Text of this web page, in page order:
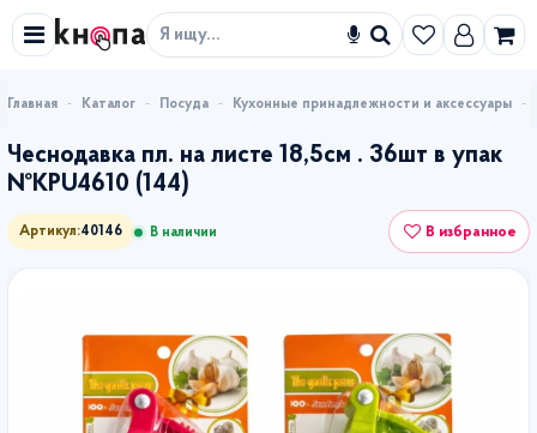
Искать
Каталог Посуда Кухонные принадлежности и аксессуары
Чеснодавка пл. на листе 18,5см . 36шт в упак
№KPU4610 (144)
Артикул:40146 В наличии В избранное